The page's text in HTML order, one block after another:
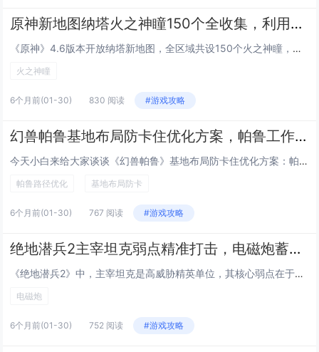
原神新地图纳塔火之神瞳150个全收集，利用新角色腾空技能规避复杂地形路线
《原神》4.6版本开放纳塔新地图，全区域共设150个火之神瞳，分布密集且地形复杂，本次收集优化了传统攀爬与解谜方式，玩家可借助新角色的腾空（滞空/浮空）技能，高效跨越悬崖、避开深渊或绕过障碍，大幅简化高难度神瞳的获取路径，部分神瞳位于高空平...
火之神瞳
6个月前(01-30) 830 阅读 #游戏攻略
幻兽帕鲁基地布局防卡住优化方案，帕鲁工作路径AI修正的建筑物间距数据
今天小白来给大家谈谈《幻兽帕鲁》基地布局防卡住优化方案：帕鲁工作路径AI修正的建筑物间距数据。，以及对应的知识点，希望对大家有所帮助，不要忘了收藏本站呢今天给各位分享《幻兽帕鲁》基地布局防卡住优化方案：帕鲁工作路径AI修正的建筑物间距数据。...
帕鲁路径优化 基地布局防卡
6个月前(01-30) 767 阅读 #游戏攻略
绝地潜兵2主宰坦克弱点精准打击，电磁炮蓄力时间与装甲板裂缝的对应关系
《绝地潜兵2》中，主宰坦克是高威胁精英单位，其核心弱点在于背部装甲板上随时间周期性出现的裂缝，玩家需精准把握电磁炮的蓄力节奏——当电磁炮完成约3秒完全蓄力时，恰好对应装甲裂缝最宽、防御最薄弱的瞬间，此时命中可造成巨额伤害并触发硬直，大幅提升...
电磁炮
6个月前(01-30) 752 阅读 #游戏攻略